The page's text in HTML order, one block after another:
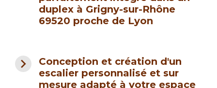
duplex à Grigny-sur-Rhône
69520 proche de Lyon
navigate_next
Conception et création d'un
escalier personnalisé et sur
mesure adapté à votre espace